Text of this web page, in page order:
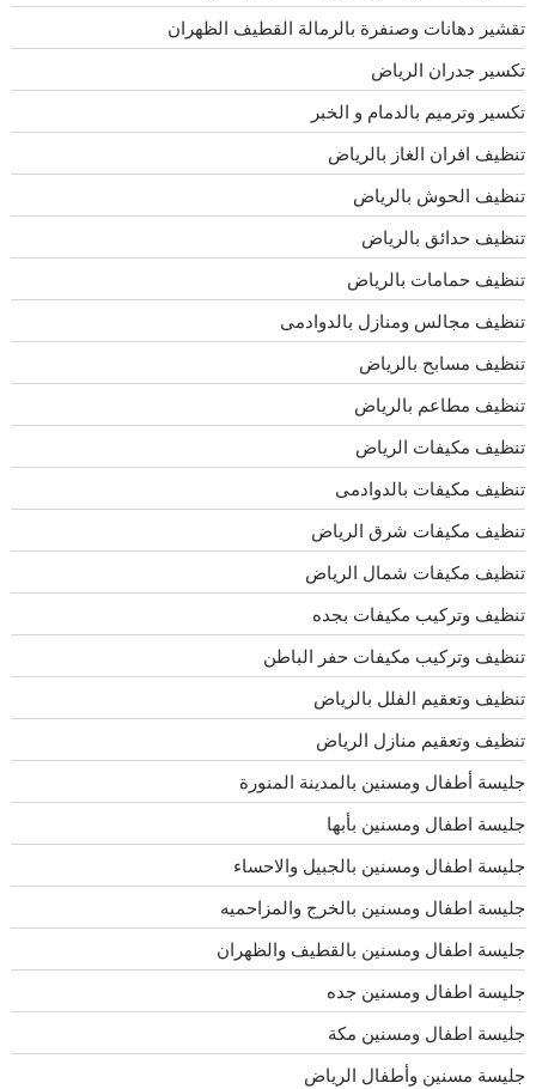
تقشير دهانات وصنفرة بالرمالة القطيف الظهران
تكسير جدران الرياض
تكسير وترميم بالدمام و الخبر
تنظيف افران الغاز بالرياض
تنظيف الحوش بالرياض
تنظيف حدائق بالرياض
تنظيف حمامات بالرياض
تنظيف مجالس ومنازل بالدوادمى
تنظيف مسابح بالرياض
تنظيف مطاعم بالرياض
تنظيف مكيفات الرياض
تنظيف مكيفات بالدوادمى
تنظيف مكيفات شرق الرياض
تنظيف مكيفات شمال الرياض
تنظيف وتركيب مكيفات بجده
تنظيف وتركيب مكيفات حفر الباطن
تنظيف وتعقيم الفلل بالرياض
تنظيف وتعقيم منازل الرياض
جليسة أطفال ومسنين بالمدينة المنورة
جليسة اطفال ومسنين بأبها
جليسة اطفال ومسنين بالجبيل والاحساء
جليسة اطفال ومسنين بالخرج والمزاحميه
جليسة اطفال ومسنين بالقطيف والظهران
جليسة اطفال ومسنين جده
جليسة اطفال ومسنين مكة
جليسة مسنين وأطفال الرياض